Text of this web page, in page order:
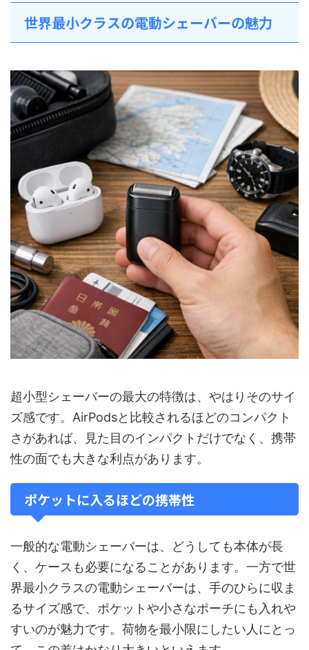
世界最小クラスの電動シェーバーの魅力
超小型シェーバーの最大の特徴は、やはりそのサイ
ズ感です。AirPodsと比較されるほどのコンパクト
さがあれば、見た目のインパクトだけでなく、携帯
性の面でも大きな利点があります。
ポケットに入るほどの携帯性
一般的な電動シェーバーは、どうしても本体が長
く、ケースも必要になることがあります。一方で世
界最小クラスの電動シェーバーは、手のひらに収ま
るサイズ感で、ポケットや小さなポーチにも入れや
すいのが魅力です。荷物を最小限にしたい人にとっ